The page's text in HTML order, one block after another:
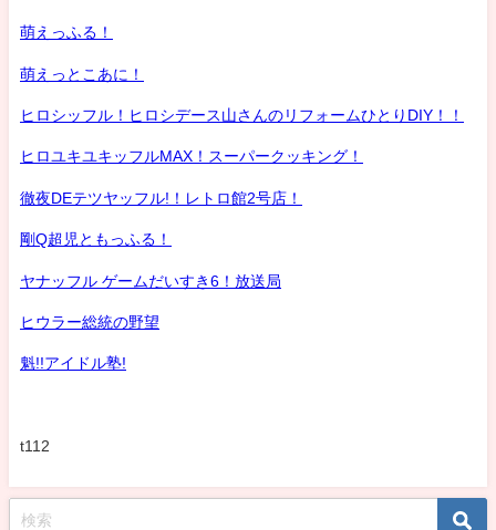
萌えっふる！
萌えっとこあに！
ヒロシッフル！ヒロシデース山さんのリフォームひとりDIY！！
ヒロユキユキッフルMAX！スーパークッキング！
徹夜DEテツヤッフル!！レトロ館2号店！
剛Q超児ともっふる！
ヤナッフル ゲームだいすき6！放送局
ヒウラー総統の野望
魁!!アイドル塾!
t112